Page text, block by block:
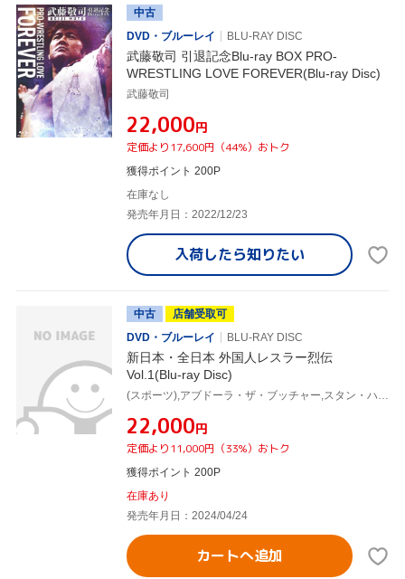
中古
DVD・ブルーレイ
BLU-RAY DISC
武藤敬司 引退記念Blu-ray BOX PRO-
WRESTLING LOVE FOREVER(Blu-ray Disc)
武藤敬司
¥22,000円
定価より17,600円（44%）おトク
獲得ポイント 200P
在庫なし
発売年月日：2022/12/23
入荷したら知りたい
中古
店舗受取可
DVD・ブルーレイ
BLU-RAY DISC
新日本・全日本 外国人レスラー烈伝
Vol.1(Blu-ray Disc)
(スポーツ),アブドーラ・ザ・ブッチャー,スタン・ハンセン,ドリー・ファンク・ジュニア,テリー・ファンク,リック・フレアー,ニック・ボックウィンクル,リッキー・スティムボート
¥22,000円
定価より11,000円（33%）おトク
獲得ポイント 200P
在庫あり
発売年月日：2024/04/24
カートへ追加